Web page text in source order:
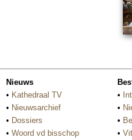
Nieuws
• Kathedraal TV
• Nieuwsarchief
• Dossiers
• Woord vd bisschop
•
•
•
•